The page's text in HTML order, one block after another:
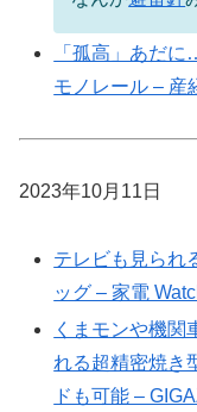
「孤高」あだ
モノレール – 産
2023年10月11日
テレビも見られ
ッグ – 家電
くまモンや機関
れる超精密焼き
ドも可能 –